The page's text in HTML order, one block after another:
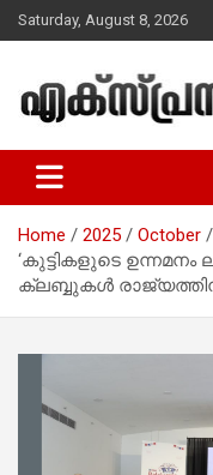
Skip
to
Saturday, August 8, 2026
Express
Christian
Home 2025 October
‘കുട്ടികളുടെ
ക്ലബ്ബുകൾ